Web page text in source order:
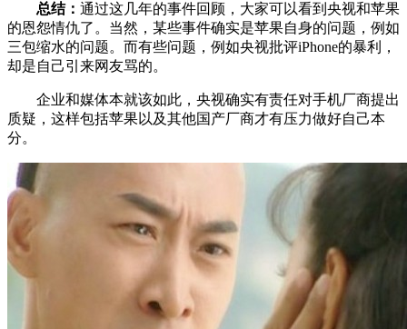
总结： 通过这几年的事件回顾，大家可以看到央视和苹果
的恩怨情仇了。当然，某些事件确实是苹果自身的问题，例如
三包缩水的问题。而有些问题，例如央视批评iPhone的暴利，
却是自己引来网友骂的。
企业和媒体本就该如此，央视确实有责任对手机厂商提出
质疑，这样包括苹果以及其他国产厂商才有压力做好自己本
分。